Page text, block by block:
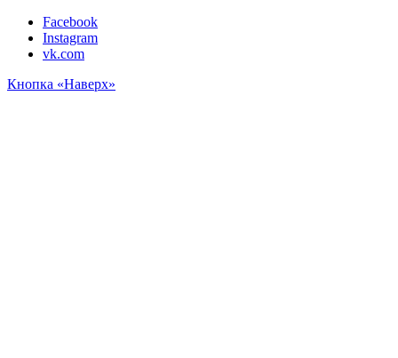
Facebook
Instagram
vk.com
Кнопка «Наверх»